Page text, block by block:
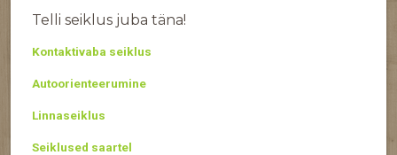
Telli seiklus juba täna!
Kontaktivaba seiklus
Autoorienteerumine
Linnaseiklus
Seiklused saartel